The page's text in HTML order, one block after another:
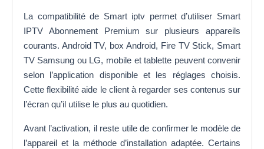
La compatibilité de Smart iptv permet d’utiliser Smart
IPTV Abonnement Premium sur plusieurs appareils
courants. Android TV, box Android, Fire TV Stick, Smart
TV Samsung ou LG, mobile et tablette peuvent convenir
selon l’application disponible et les réglages choisis.
Cette flexibilité aide le client à regarder ses contenus sur
l’écran qu’il utilise le plus au quotidien.
Avant l’activation, il reste utile de confirmer le modèle de
l’appareil et la méthode d’installation adaptée. Certains